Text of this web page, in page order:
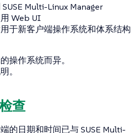
Multi-Linux Manager
Web UI
于新客户端操作系统和体系结构
操作系统而异。
。
查
的日期和时间已与 SUSE Multi-